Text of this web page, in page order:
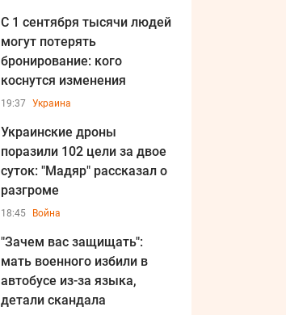
С 1 сентября тысячи людей
могут потерять
бронирование: кого
коснутся изменения
19:37 Украина
Украинские дроны
поразили 102 цели за двое
суток: "Мадяр" рассказал о
разгроме
18:45 Война
"Зачем вас защищать":
мать военного избили в
автобусе из-за языка,
детали скандала